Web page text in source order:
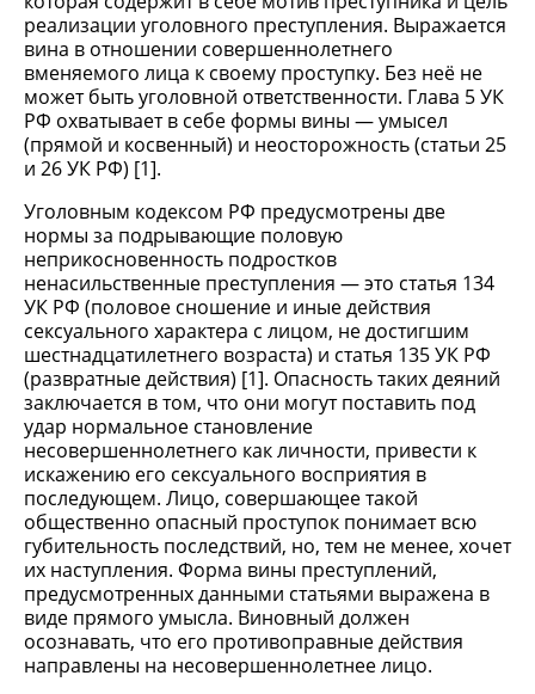
реализации уголовного преступления. Выражается
вина в отношении совершеннолетнего
вменяемого лица к своему проступку. Без неё не
может быть уголовной ответственности. Глава 5 УК
РФ охватывает в себе формы вины — умысел
(прямой и косвенный) и неосторожность (статьи 25
и 26 УК РФ) [1].
Уголовным кодексом РФ предусмотрены две
нормы за подрывающие половую
неприкосновенность подростков
ненасильственные преступления — это статья 134
УК РФ (половое сношение и иные действия
сексуального характера с лицом, не достигшим
шестнадцатилетнего возраста) и статья 135 УК РФ
(развратные действия) [1]. Опасность таких деяний
заключается в том, что они могут поставить под
удар нормальное становление
несовершеннолетнего как личности, привести к
искажению его сексуального восприятия в
последующем. Лицо, совершающее такой
общественно опасный проступок понимает всю
губительность последствий, но, тем не менее, хочет
их наступления. Форма вины преступлений,
предусмотренных данными статьями выражена в
виде прямого умысла. Виновный должен
осознавать, что его противоправные действия
направлены на несовершеннолетнее лицо.